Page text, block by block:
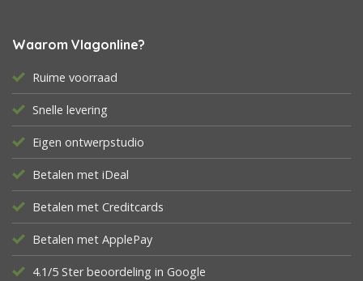
Waarom Vlagonline?
Ruime voorraad
Snelle levering
Eigen ontwerpstudio
Betalen met iDeal
Betalen met Creditcards
Betalen met ApplePay
4.1/5 Ster beoordeling in Google